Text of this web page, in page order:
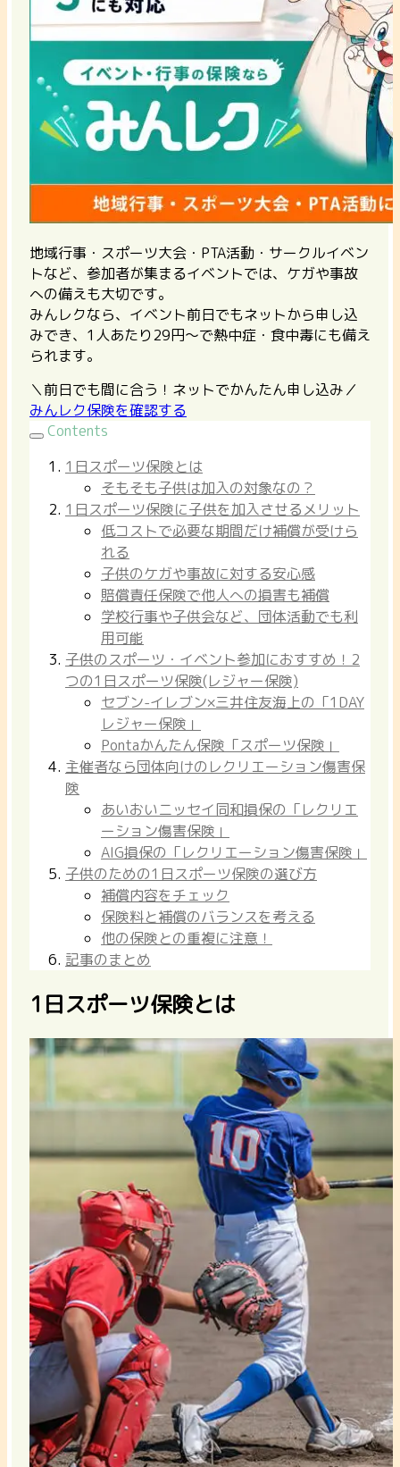
地域行事・スポーツ大会・PTA活動・サークルイベン
トなど、参加者が集まるイベントでは、ケガや事故
への備えも大切です。
みんレクなら、イベント前日でもネットから申し込
みでき、1人あたり29円〜で熱中症・食中毒にも備え
られます。
＼前日でも間に合う！ネットでかんたん申し込み／
みんレク保険を確認する
Contents
1日スポーツ保険とは
そもそも子供は加入の対象なの？
1日スポーツ保険に子供を加入させるメリット
低コストで必要な期間だけ補償が受けら
れる
子供のケガや事故に対する安心感
賠償責任保険で他人への損害も補償
学校行事や子供会など、団体活動でも利
用可能
子供のスポーツ・イベント参加におすすめ！2
つの1日スポーツ保険(レジャー保険)
セブン-イレブン×三井住友海上の「1DAY
レジャー保険」
Pontaかんたん保険「スポーツ保険」
主催者なら団体向けのレクリエーション傷害保
険
あいおいニッセイ同和損保の「レクリエ
ーション傷害保険」
AIG損保の「レクリエーション傷害保険」
子供のための1日スポーツ保険の選び方
補償内容をチェック
保険料と補償のバランスを考える
他の保険との重複に注意！
記事のまとめ
1日スポーツ保険とは